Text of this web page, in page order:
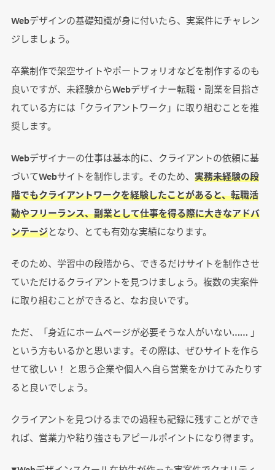
Webデザインの基礎知識が身に付いたら、実案件にチャレン
ジしましょう。
卒業制作で架空サイトやポートフォリオなどを制作するのも
良いですが、未経験からWebデザイナー転職・副業を目指さ
れている方には「クライアントワーク」に取り組むことを推
奨します。
Webデザイナーの仕事は基本的に、クライアントの依頼に基
づいてWebサイトを制作します。そのため、 実務未経験の段
階でもクライアントワークを経験したことがあると、転職活
動やフリーランス、副業として仕事を得る際に大きなアドバ
ンテージとなり、とても有効な実績になります。
そのため、学習中の段階から、できるだけサイトを制作させ
ていただけるクライアントを見つけましょう。複数の実案件
に取り組むことができると、なお良いです。
ただ、「身近にホームページが必要そうな人がいない…… 」
という方もいるかと思います。その際は、ぜひサイトを作ら
せて欲しい！ と思う企業や個人へ自ら営業をかけてみたりす
ると良いでしょう。
クライアントを見つけるまでの過程も記録に残すことができ
れば、営業力や粘り強さもアピールポイントになり得ます。